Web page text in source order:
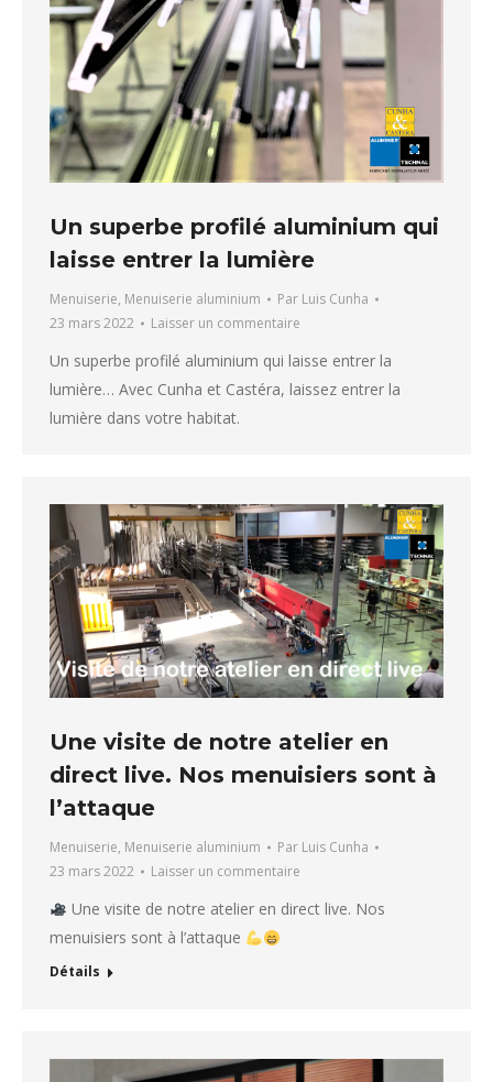
Un superbe profilé aluminium qui
laisse entrer la lumière
Menuiserie, Menuiserie aluminium Par Luis Cunha
23 mars 2022
Laisser un commentaire
Un superbe profilé aluminium qui laisse entrer la
lumière… Avec Cunha et Castéra, laissez entrer la
lumière dans votre habitat.
Une visite de notre atelier en
direct live. Nos menuisiers sont à
l’attaque
Menuiserie, Menuiserie aluminium Par Luis Cunha
23 mars 2022
Laisser un commentaire
Une visite de notre atelier en direct live. Nos
menuisiers sont à l’attaque
Détails